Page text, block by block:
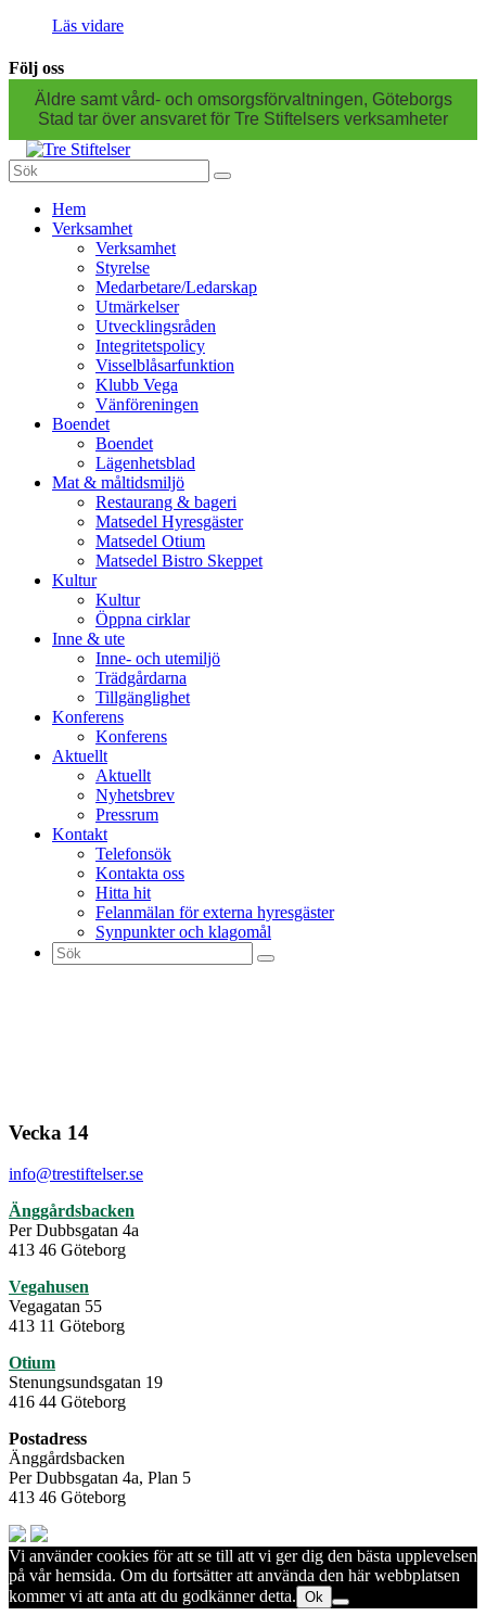
Läs vidare
Följ oss
Äldre samt vård- och omsorgsförvaltningen, Göteborgs
Stad tar över ansvaret för Tre Stiftelsers verksamheter
Sök
efter:
vidare
Hem
Verksamhet
Verksamhet
Styrelse
Medarbetare/Ledarskap
Utmärkelser
Utvecklingsråden
Integritetspolicy
Visselblåsarfunktion
Klubb Vega
Vänföreningen
Boendet
Boendet
Lägenhetsblad
Mat & måltidsmiljö
Restaurang & bageri
Matsedel Hyresgäster
Matsedel Otium
Matsedel Bistro Skeppet
Kultur
Kultur
Öppna cirklar
Inne & ute
Inne- och utemiljö
Trädgårdarna
Tillgänglighet
Konferens
Konferens
Aktuellt
Aktuellt
Nyhetsbrev
Pressrum
Kontakt
Telefonsök
Kontakta oss
Hitta hit
Felanmälan för externa hyresgäster
Synpunkter och klagomål
Sök
efter:
Vecka 14
info@trestiftelser.se
Änggårdsbacken
Per Dubbsgatan 4a
413 46 Göteborg
Vegahusen
Vegagatan 55
413 11 Göteborg
Otium
Stenungsundsgatan 19
416 44 Göteborg
Postadress
Änggårdsbacken
Per Dubbsgatan 4a, Plan 5
413 46 Göteborg
Vi använder cookies för att se till att vi ger dig den bästa upplevelsen
på vår hemsida. Om du fortsätter att använda den här webbplatsen
kommer vi att anta att du godkänner detta. Ok